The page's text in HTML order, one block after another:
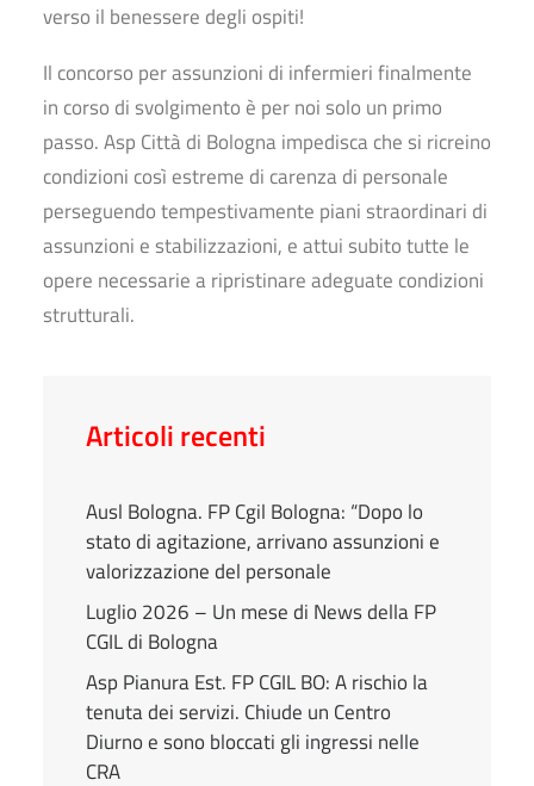
verso il benessere degli ospiti!
Il concorso per assunzioni di infermieri finalmente
in corso di svolgimento è per noi solo un primo
passo. Asp Città di Bologna impedisca che si ricreino
condizioni così estreme di carenza di personale
perseguendo tempestivamente piani straordinari di
assunzioni e stabilizzazioni, e attui subito tutte le
opere necessarie a ripristinare adeguate condizioni
strutturali.
Articoli recenti
Ausl Bologna. FP Cgil Bologna: “Dopo lo
stato di agitazione, arrivano assunzioni e
valorizzazione del personale
Luglio 2026 – Un mese di News della FP
CGIL di Bologna
Asp Pianura Est. FP CGIL BO: A rischio la
tenuta dei servizi. Chiude un Centro
Diurno e sono bloccati gli ingressi nelle
CRA